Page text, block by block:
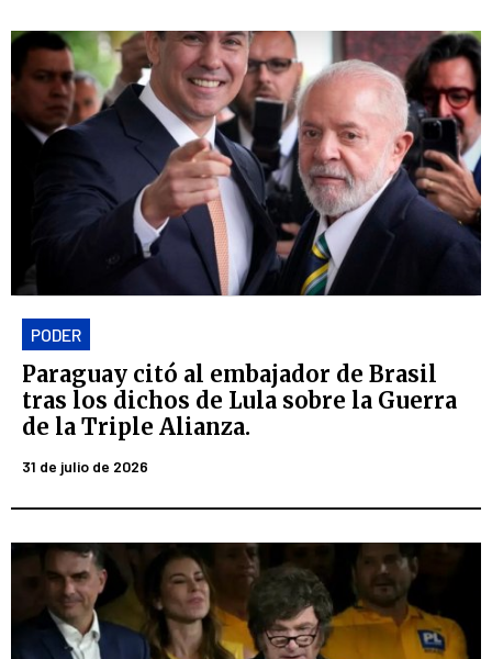
PODER
Paraguay citó al embajador de Brasil
tras los dichos de Lula sobre la Guerra
de la Triple Alianza.
31 de julio de 2026